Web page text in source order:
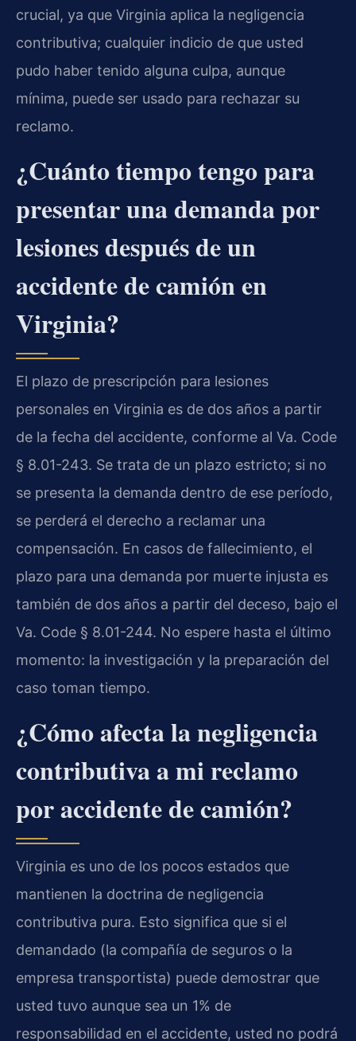
crucial, ya que Virginia aplica la negligencia
contributiva; cualquier indicio de que usted
pudo haber tenido alguna culpa, aunque
mínima, puede ser usado para rechazar su
reclamo.
¿Cuánto tiempo tengo para
presentar una demanda por
lesiones después de un
accidente de camión en
Virginia?
El plazo de prescripción para lesiones
personales en Virginia es de dos años a partir
de la fecha del accidente, conforme al Va. Code
§ 8.01-243. Se trata de un plazo estricto; si no
se presenta la demanda dentro de ese período,
se perderá el derecho a reclamar una
compensación. En casos de fallecimiento, el
plazo para una demanda por muerte injusta es
también de dos años a partir del deceso, bajo el
Va. Code § 8.01-244. No espere hasta el último
momento: la investigación y la preparación del
caso toman tiempo.
¿Cómo afecta la negligencia
contributiva a mi reclamo
por accidente de camión?
Virginia es uno de los pocos estados que
mantienen la doctrina de negligencia
contributiva pura. Esto significa que si el
demandado (la compañía de seguros o la
empresa transportista) puede demostrar que
usted tuvo aunque sea un 1% de
responsabilidad en el accidente, usted no podrá